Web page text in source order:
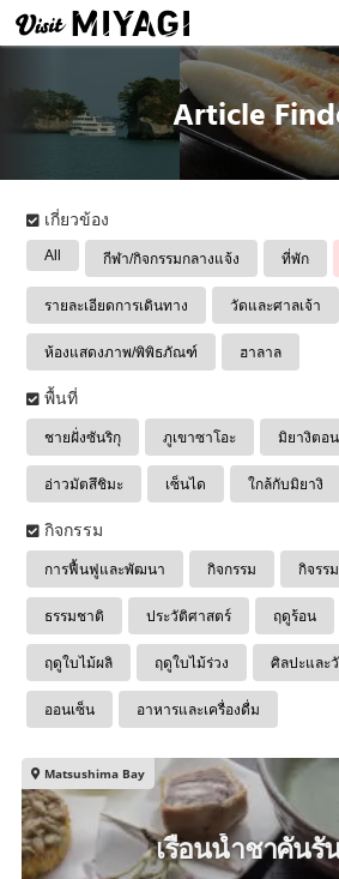
Article
เกี่ยวข้อง
All กีฬา/กิจกรรมกลางแจ้ง ที่พัก
รายละเอียดการเดินทาง วัดและศาลเจ้า
ห้องแสดงภาพ/พิพิธภัณฑ์ ฮาลาล
พื้นที่
ชายฝั่งซันริกุ ภูเขาซาโอะ มิยางิตอ
อ่าวมัตสึชิมะ เซ็นได ใกล้กับมิยางิ
กิจกรรม
การฟื้นฟูและพัฒนา กิจกรรม กิจรร
ธรรมชาติ ประวัติศาสตร์ ฤดูร้อน
ฤดูใบไม้ผลิ ฤดูใบไม้ร่วง ศิลปะและ
ออนเซ็น อาหารและเครื่องดื่ม
Matsushima Bay
เรือนน้ำชาคันรั